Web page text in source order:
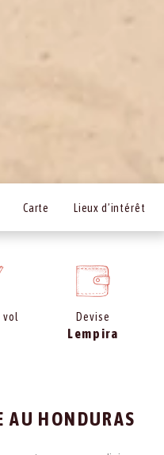
Carte Lieux d’intérêt
AU HONDURAS
vol Devise
Lempira